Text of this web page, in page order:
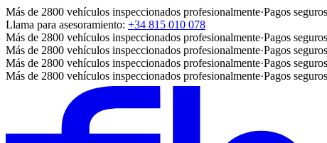
Más de 2800 vehículos inspeccionados profesionalmente·Pagos seguros
Llama para asesoramiento: +34 815 010 078
Más de 2800 vehículos inspeccionados profesionalmente·Pagos seguros
Más de 2800 vehículos inspeccionados profesionalmente·Pagos seguros
Más de 2800 vehículos inspeccionados profesionalmente·Pagos seguros
Más de 2800 vehículos inspeccionados profesionalmente·Pagos seguros